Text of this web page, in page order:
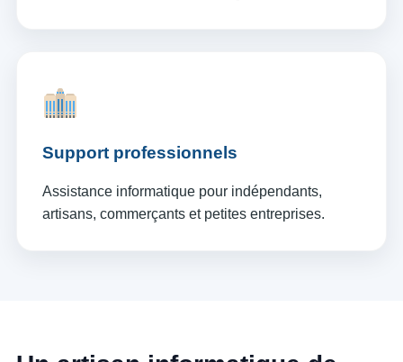
Support professionnels
Assistance informatique pour indépendants,
artisans, commerçants et petites entreprises.